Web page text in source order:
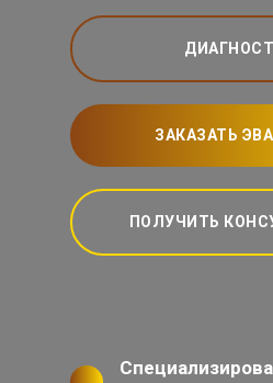
ЗАКАЗАТЬ
ПОЛУЧИТЬ